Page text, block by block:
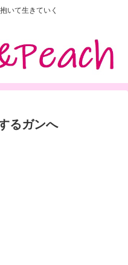
いて生きていく
るガンへ